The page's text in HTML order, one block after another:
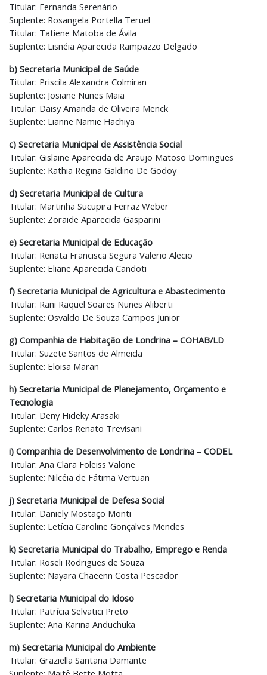
Titular: Fernanda Serenário
Suplente: Rosangela Portella Teruel
Titular: Tatiene Matoba de Ávila
Suplente: Lisnéia Aparecida Rampazzo Delgado
b) Secretaria Municipal de Saúde
Titular: Priscila Alexandra Colmiran
Suplente: Josiane Nunes Maia
Titular: Daisy Amanda de Oliveira Menck
Suplente: Lianne Namie Hachiya
c) Secretaria Municipal de Assistência Social
Titular: Gislaine Aparecida de Araujo Matoso Domingues
Suplente: Kathia Regina Galdino De Godoy
d) Secretaria Municipal de Cultura
Titular: Martinha Sucupira Ferraz Weber
Suplente: Zoraide Aparecida Gasparini
e) Secretaria Municipal de Educação
Titular: Renata Francisca Segura Valerio Alecio
Suplente: Eliane Aparecida Candoti
f) Secretaria Municipal de Agricultura e Abastecimento
Titular: Rani Raquel Soares Nunes Aliberti
Suplente: Osvaldo De Souza Campos Junior
g) Companhia de Habitação de Londrina – COHAB/LD
Titular: Suzete Santos de Almeida
Suplente: Eloisa Maran
h) Secretaria Municipal de Planejamento, Orçamento e
Tecnologia
Titular: Deny Hideky Arasaki
Suplente: Carlos Renato Trevisani
i) Companhia de Desenvolvimento de Londrina – CODEL
Titular: Ana Clara Foleiss Valone
Suplente: Nilcéia de Fátima Vertuan
j) Secretaria Municipal de Defesa Social
Titular: Daniely Mostaço Monti
Suplente: Letícia Caroline Gonçalves Mendes
k) Secretaria Municipal do Trabalho, Emprego e Renda
Titular: Roseli Rodrigues de Souza
Suplente: Nayara Chaeenn Costa Pescador
l) Secretaria Municipal do Idoso
Titular: Patrícia Selvatici Preto
Suplente: Ana Karina Anduchuka
m) Secretaria Municipal do Ambiente
Titular: Graziella Santana Damante